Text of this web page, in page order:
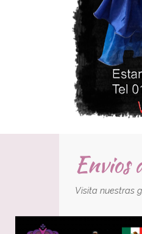
Envios
Visita nuestras